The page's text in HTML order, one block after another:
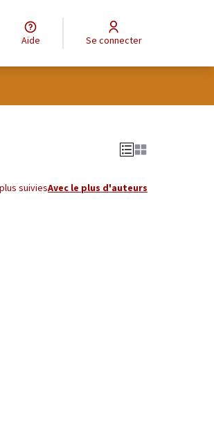
Aide Se connecter
suiviesAvec le plus d'auteurs